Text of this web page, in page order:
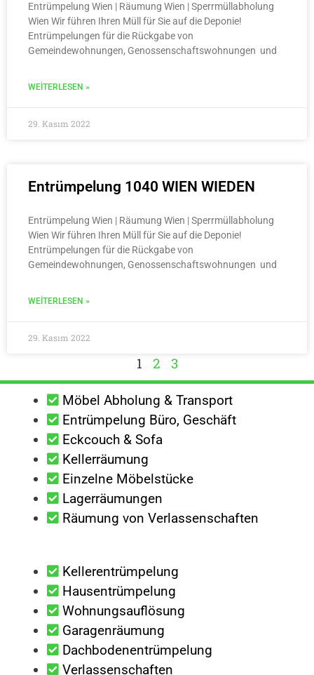
Entrümpelung Wien | Räumung Wien | Sperrmüllabholung
Wien Wir führen Ihren Müll für Sie auf die Deponie!
Entrümpelungen für die Rückgabe von
Gemeindewohnungen, Genossenschaftswohnungen und
WEITERLESEN »
29. Kasım 2022
Entrümpelung 1040 WIEN WIEDEN
Entrümpelung Wien | Räumung Wien | Sperrmüllabholung
Wien Wir führen Ihren Müll für Sie auf die Deponie!
Entrümpelungen für die Rückgabe von
Gemeindewohnungen, Genossenschaftswohnungen und
WEITERLESEN »
29. Kasım 2022
1 2 3
Möbel Abholung & Transport
Entrümpelung Büro, Geschäft
Eckcouch & Sofa
Kellerräumung
Einzelne Möbelstücke
Lagerräumungen
Räumung von Verlassenschaften
Kellerentrümpelung
Hausentrümpelung
Wohnungsauflösung
Garagenräumung
Dachbodenentrümpelung
Verlassenschaften